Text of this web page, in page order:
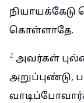
கொள்ளாதே.
2 அவர்கள்
அறுப்புண்டு,